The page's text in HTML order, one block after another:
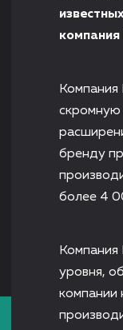
Компания
скромную
бренду
более 4
уровня,
компании